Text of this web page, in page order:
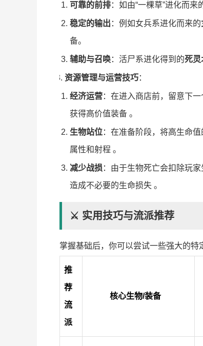
可靠的前排：如由“一棵草”进化而来
稳定的输出 ：例如女兵系进化而来的
备。
辅助与召唤：活尸系进化得到的死灵
资源管理与运营技巧：
经济运营：在进入商店前，留意下
获得高价值装备 。
生物站位：在准备阶段，将高生命
属性和射程 。
减少战损 ：由于生物死亡会扣除玩
造成不必要的生命损失 。
⚔️ 实用技巧与流派推荐
掌握基础后，你可以尝试一些强大的特
推
荐
流
派
核心生物/装备